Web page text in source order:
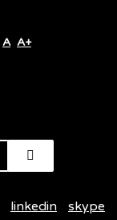
A A+
linkedin skype